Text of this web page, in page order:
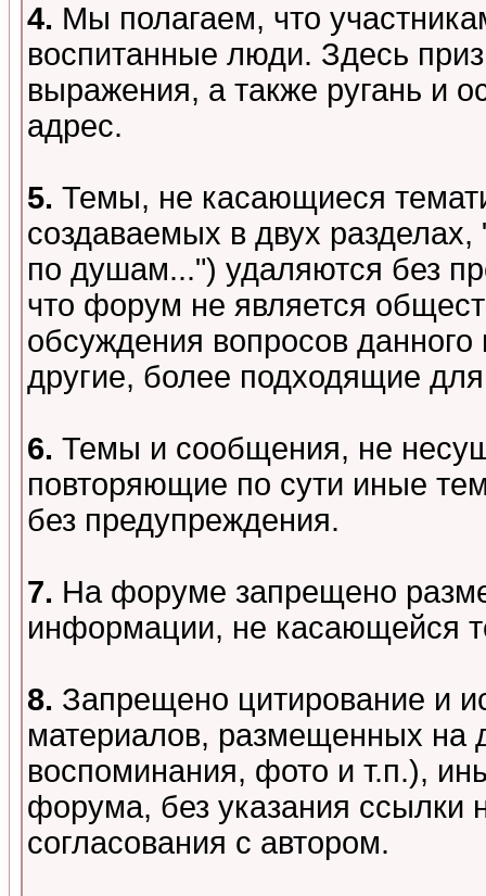
4. Мы полагаем, что
воспитанные люди. Здесь
выражения, а также ругань и
адрес.
5. Темы, не касающиеся
создаваемых в двух
по душам...") удаляются без
что форум не является
обсуждения вопросов данного
другие, более подходящие для
6. Темы и сообщения, не
повторяющие по сути иные
без предупреждения.
7. На форуме запрещено
информации, не касающейся
8. Запрещено цитирование и
материалов, размещенных на
воспоминания, фото и т.п.),
форума, без указания ссылки
согласования с автором.